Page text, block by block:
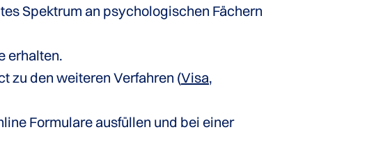
Spektrum an psychologischen Fächern
erhalten.
zu den weiteren Verfahren (Visa,
Formulare ausfüllen und bei einer